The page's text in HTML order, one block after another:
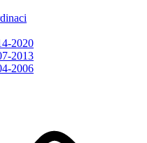
2020
2013
2006